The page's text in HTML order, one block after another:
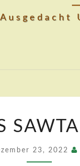
Ausgedacht
TOR
23, 2022